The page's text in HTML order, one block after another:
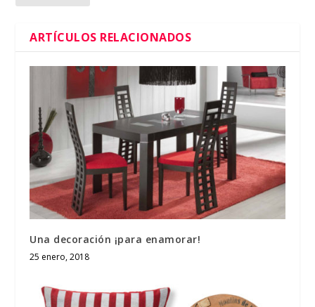
ARTÍCULOS RELACIONADOS
Una decoración ¡para enamorar!
25 enero, 2018